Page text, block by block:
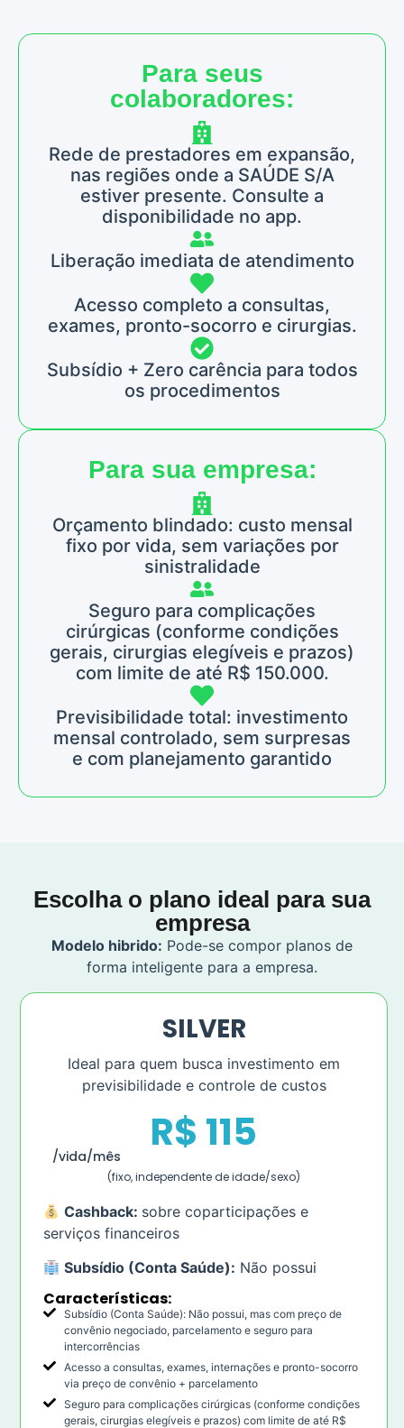
Para seus
colaboradores:
Rede de prestadores em expansão,
nas regiões onde a SAÚDE S/A
estiver presente. Consulte a
disponibilidade no app.
Liberação imediata de atendimento
Acesso completo a consultas,
exames, pronto-socorro e cirurgias.
Subsídio + Zero carência para todos
os procedimentos
Para sua empresa:
Orçamento blindado: custo mensal
fixo por vida, sem variações por
sinistralidade
Seguro para complicações
cirúrgicas (conforme condições
gerais, cirurgias elegíveis e prazos)
com limite de até R$ 150.000.
Previsibilidade total: investimento
mensal controlado, sem surpresas
e com planejamento garantido
Escolha o plano ideal para sua
empresa
Modelo hibrido: Pode-se compor planos de
forma inteligente para a empresa.
SILVER
Ideal para quem busca investimento em
previsibilidade e controle de custos
R$ 115
/vida/mês
(fixo, independente de idade/sexo)
Cashback: sobre coparticipações e
serviços financeiros
Subsídio (Conta Saúde): Não possui
Características:
Subsídio (Conta Saúde): Não possui, mas com preço de
convênio negociado, parcelamento e seguro para
intercorrências
Acesso a consultas, exames, internações e pronto-socorro
via preço de convênio + parcelamento
Seguro para complicações cirúrgicas (conforme condições
gerais, cirurgias elegíveis e prazos) com limite de até R$